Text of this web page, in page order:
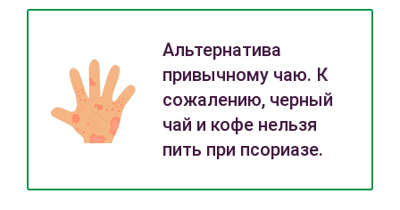
Альтернатива
привычному чаю. К
сожалению, черный
чай и кофе нельзя
пить при псориазе.